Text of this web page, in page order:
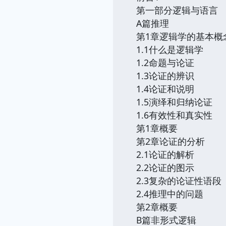
第一部分逻辑与语言
A篇推理
第1章逻辑学的基本概
1.1什么是逻辑学
1.2命题与论证
1.3论证的辨识
1.4论证和说明
1.5演绎和归纳论证
1.6有效性和真实性
第1章概要
第2章论证的分析
2.1论证的解析
2.2论证的图示
2.3复杂的论证性语段
2.4推理中的问题
第2章概要
B篇非形式逻辑